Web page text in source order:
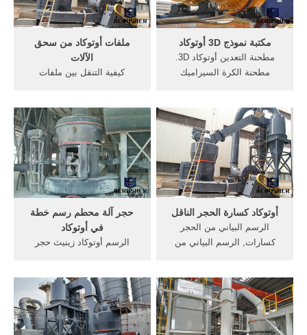
10 ملم في الرطب نوع الشبكة
مطحنة الكرة لطحن وسيتم .
السريع (الموجود في الزاوية
العلوية اليسرى من الشاشة).
ملفات أوتوكاد من سحق
الآلات
‫كيفية التنقل بين ملفات
جديد من AutoCAD Tips and
Tricks يتضمن طريقة لتسهيل
التعامل مع أكثر من مشروع أو
رسمه في أوتوكاد في آن واحد
بالكيبورد .
مكتبة نموذج 3D أوتوكاد
مطحنة التعدين أوتوكاد 3D.
مطحنة الكرة السيراميك
انخفاض سعر بطانة مطحنة
الاسمنت للبيع في صناعة
التعدين، مصنع ب o sistem
كسارة 38 3 5 .
حجر آلة محطم رسم خطة
في أوتوكاد
الرسم أوتوكاد زينيث حجر
آلة, تعرف الرسم في اوتوكاد
ولكن من رسم. ... السكر
مطحنة رسم أوتوكاد طاحونة,
في.
أوتوكاد كسارة الحجر الناقل
الرسم البياني من الحجر
كسارات, الرسم البياني من
عملية مطحنة, محطم الرسم
البياني, احصل على الأسعار .
cinnamongroup